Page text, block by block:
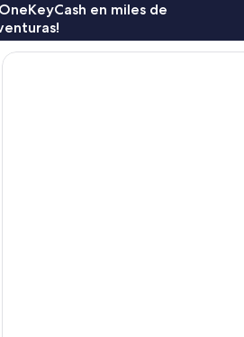
en miles de